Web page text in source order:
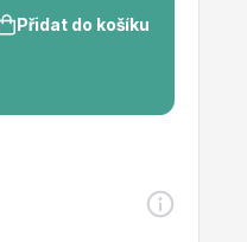
Přidat do košíku